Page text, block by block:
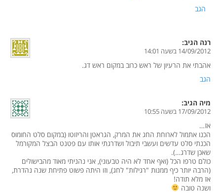
הגב
רנה הגיב:
14/09/2012 בשעה 14:01
אהבתי את הרעיון של ראש כרוב במקום ראש דג.
הגב
מיה הגיב:
17/09/2012 בשעה 10:55
אז…
הכנו אתמול לארוחת החג את המרק, הגראטן והריזוטו (במקום סלט החומוס
הכנתי סלט עדשים ועשבי תיבול ושדרגתי אותו עם פטנט הבצל המקורמל
שאכן שדרג…).
כולם טרפו הכל (ואף אחד לא היה טבעוני), אני נהניתי מאוד מהבישולים
(הרבה יותר כיף ממנות "רגילות" לחג), וזו היתה פשוט פתיחת שנה נהדרת,
אז מלא תודה!
ושנה טובה